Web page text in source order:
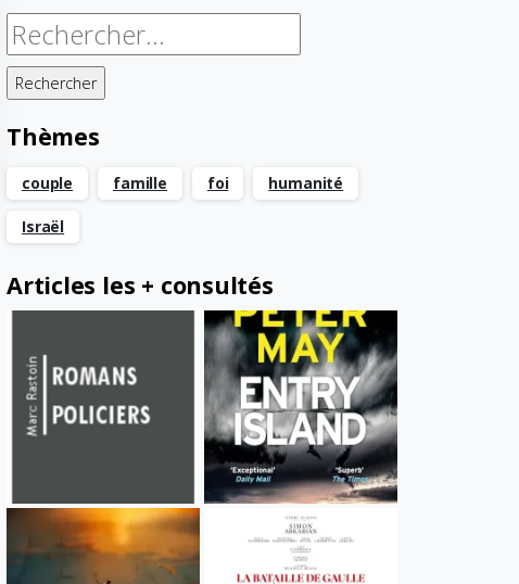
Rechercher :
Thèmes
couple famille foi humanité
Israël
Articles les + consultés